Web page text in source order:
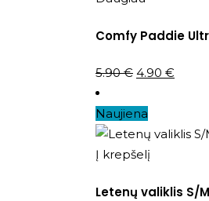
Comfy Paddie
5.90€ Original
was:
5.90 €.
4.90 €
4.90
Naujiena
Į krepšelį
Letenų valiklis S/